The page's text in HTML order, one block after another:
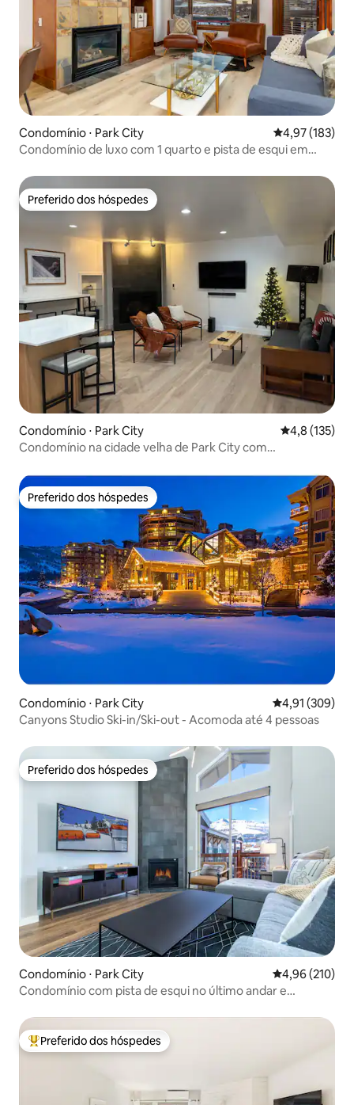
Condomínio ⋅ Park City 4,97 de uma
4,97 (183)
Condomínio de luxo com 1 quarto e pista de esqui em
Preferido dos hóspedes
Preferido dos hóspedes
Condomínio ⋅ Park City 4,8 de uma
4,8 (135)
Condomínio na cidade velha de Park City com
Preferido dos hóspedes
Preferido dos hóspedes
Condomínio ⋅ Park City 4,91 de uma
4,91 (309)
Canyons Studio Ski-in/Ski-out - Acomoda até 4 pessoas
Preferido dos hóspedes
Preferido dos hóspedes
Condomínio ⋅ Park City 4,96 de uma
4,96 (210)
Condomínio com pista de esqui no último andar e
Entre os melhores preferidos dos hóspedes
Preferido dos hóspedes